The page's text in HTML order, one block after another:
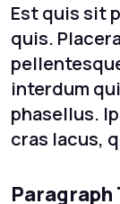
Est quis sit
quis.
interdum
phasellus.
cras lacus,